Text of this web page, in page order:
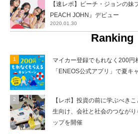
【速レポ】ピーチ・ジョンの妹
PEACH JOHN』デビュー
2020.01.30
Ranking
マイカー登録でもれなく200円
「ENEOS公式アプリ」で夏キ
【レポ】投資の前に学ぶべき
生向け、会社と社会のつなが
ップを開催